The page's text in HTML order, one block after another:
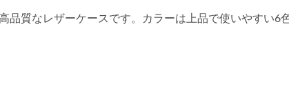
品質なレザーケースです。カラーは上品で使いやすい6